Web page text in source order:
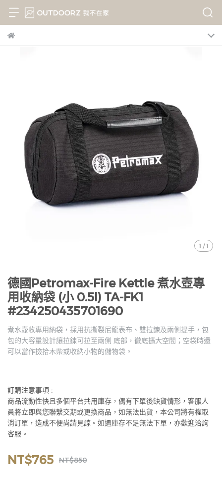
1 /1
德國Petromax-Fire Kettle 煮水壺專
用收納袋 (小 0.5l) TA-FK1
#234250435701690
煮水壺收專用納袋，採用抗撕裂尼龍表布、雙拉鍊及兩側提手，包
包的大容量設計讓拉鍊可拉至兩側 底部，徹底擴大空間；空袋時還
可以當作撿拾木柴或收納小物的儲物袋。
訂購注意事項 :
商品流動性快且多個平台共用庫存，偶有下單後缺貨情形，客服人
員將立即與您聯繫交期或更換商品，如無法出貨，本公司將有權取
消訂單，造成不便尚請見諒。如遇庫存不足無法下單，亦歡迎洽詢
客服。
NT$765 NT$850